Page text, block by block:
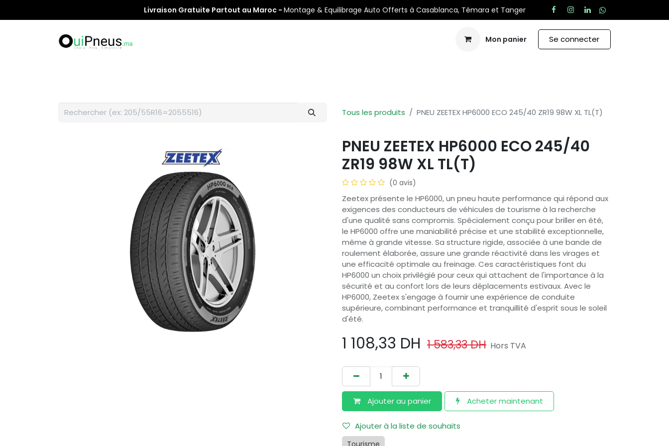
Livraison Gratuite Partout au Maroc - Montage & Equilibrage Auto Offerts à Casablanca, Témara et Tanger
Mon panier Se connecter
Tous les produits PNEU ZEETEX HP6000 ECO 245/40 ZR19 98W XL TL(T)
PNEU ZEETEX HP6000 ECO 245/40
ZR19 98W XL TL(T)
(0 avis)
Zeetex présente le HP6000, un pneu haute performance qui répond aux
exigences des conducteurs de véhicules de tourisme à la recherche
d'une qualité sans compromis. Spécialement conçu pour briller en été,
le HP6000 offre une maniabilité précise et une stabilité exceptionnelle,
même à grande vitesse. Sa structure rigide, associée à une bande de
roulement élaborée, assure une grande réactivité dans les virages et
une efficacité optimale au freinage. Ces caractéristiques font du
HP6000 un choix privilégié pour ceux qui attachent de l'importance à la
sécurité et au confort lors de leurs déplacements estivaux. Avec le
HP6000, Zeetex s'engage à fournir une expérience de conduite
supérieure, combinant performance et tranquillité d'esprit sous le soleil
d'été.
1 108,33 DH 1 583,33DH Hors TVA
Ajouter au​ panier Acheter maintenant
Ajouter à la liste de souhaits
Tourisme